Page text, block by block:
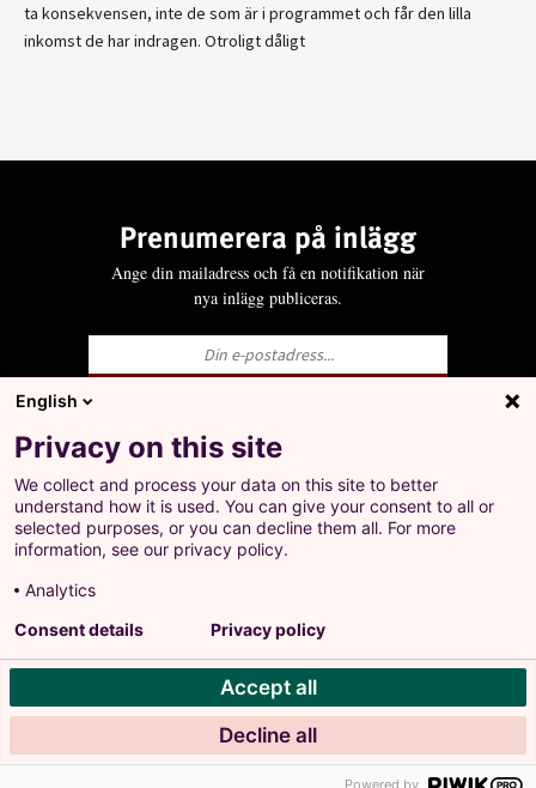
ta konsekvensen, inte de som är i programmet och får den lilla
inkomst de har indragen. Otroligt dåligt
Prenumerera på inlägg
Ange din mailadress och få en notifikation när
nya inlägg publiceras.
Ja, jag godkänner att LO behandlar mina
personuppgifter i enlighet med Integritets- och
personuppgiftspolicyn för LO.se.
Landsorganisationen i Sverige
Barnhusgatan 18 • 105 53 Stockholm
Tel: 08-796 25 00
Org.nr: 802001-9769
Personuppgiftspolicy
+
Prenumerera på inlägg
Ange din mailadress och få en notifikation när nya
Ja, jag godkänner att LO behandlar mina personuppgifter
i enlighet med Integritets- och personuppgiftspolicyn för
LO.se.
English
Privacy on this site
We collect and process your data on this site to better
understand how it is used. You can give your consent to all or
selected purposes, or you can decline them all. For more
information, see our privacy policy.
Analytics
Accept all
Decline all
Consent details Privacy policy
Powered by